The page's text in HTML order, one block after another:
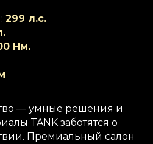
299 л.с.
Нм.
— умные решения и
TANK заботятся о
Премиальный салон